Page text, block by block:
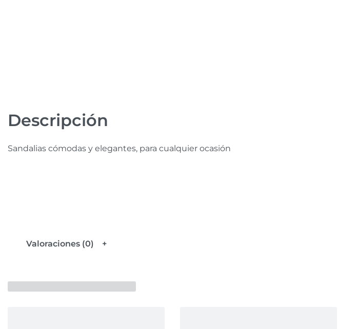
Descripción
Sandalias cómodas y elegantes, para cualquier ocasión
Valoraciones (0)